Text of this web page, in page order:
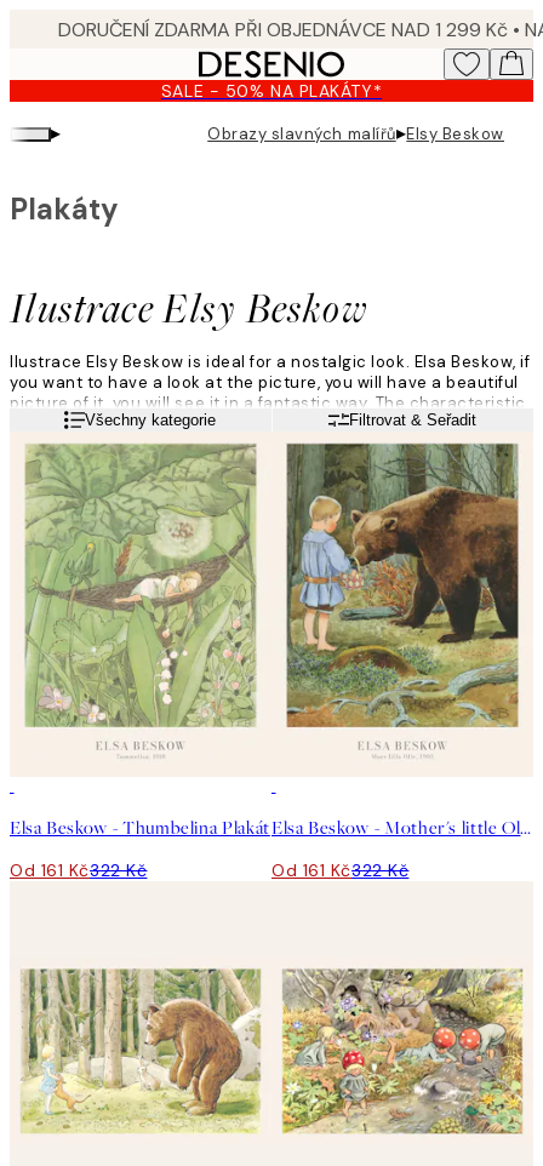
content.
SALE - 50% NA PLAKÁTY*
▸ Obrazy slavných malířů▸Elsy Beskow
Ilustrace Elsy Beskow
Plakáty
Ilustrace Elsy Beskow is ideal for a nostalgic look. Elsa Beskow, if
you want to have a look at the picture, you will have a beautiful
picture of it, you will see it in a fantastic way. The characteristic
style is a Scandinavian style that can be inspired by Art
Nouveau.
Přečtěte si víceVšechny kategorie Filtrovat & Seřadit
Elsa Beskow - Thumbelina Plakát
Od 161 Kč322 Kč
Elsa Beskow - Mother's little Olle Plakát
Od 161 Kč322 Kč